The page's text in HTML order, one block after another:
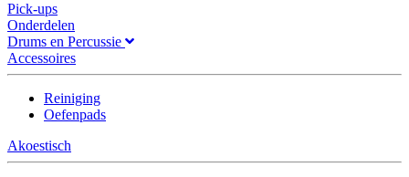
Pick-ups
Onderdelen
Drums en Percussie
Accessoires
Reiniging
Oefenpads
Akoestisch